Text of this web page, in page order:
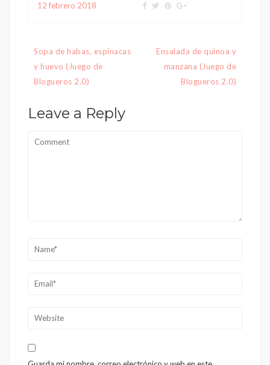
12 febrero 2018
Navegación
de
entradas
Sopa de habas, espinacas
y huevo (Juego de
Blogueros 2.0)
Ensalada de quinoa y
manzana (Juego de
Blogueros 2.0)
Leave a Reply